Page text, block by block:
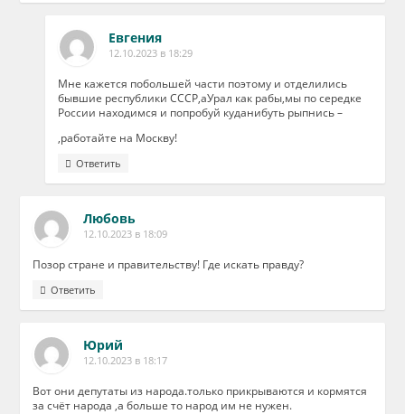
Евгения
12.10.2023 в 18:29
Мне кажется побольшей части поэтому и отделились
бывшие республики СССР,аУрал как рабы,мы по середке
России находимся и попробуй куданибуть рыпнись –
,работайте на Москву!
Ответить
Любовь
12.10.2023 в 18:09
Позор стране и правительству! Где искать правду?
Ответить
Юрий
12.10.2023 в 18:17
Вот они депутаты из народа.только прикрываются и кормятся
за счёт народа ,а больше то народ им не нужен.